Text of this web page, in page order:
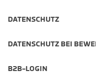
DATENSCHUTZ
DATENSCHUTZ BEI
B2B-LOGIN